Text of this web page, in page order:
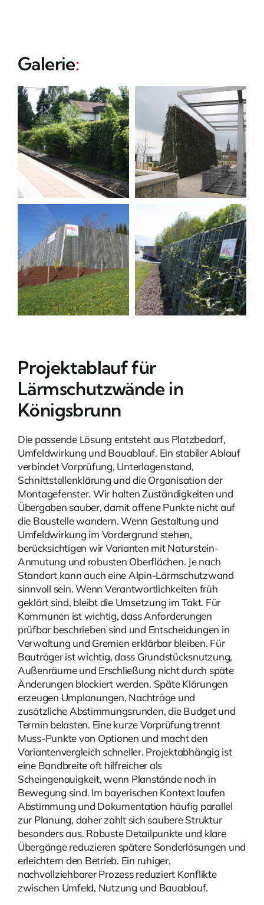
Galerie:
Projektablauf für
Lärmschutzwände in
Königsbrunn
Die passende Lösung entsteht aus Platzbedarf,
Umfeldwirkung und Bauablauf. Ein stabiler Ablauf
verbindet Vorprüfung, Unterlagenstand,
Schnittstellenklärung und die Organisation der
Montagefenster. Wir halten Zuständigkeiten und
Übergaben sauber, damit offene Punkte nicht auf
die Baustelle wandern. Wenn Gestaltung und
Umfeldwirkung im Vordergrund stehen,
berücksichtigen wir Varianten mit Naturstein-
Anmutung und robusten Oberflächen. Je nach
Standort kann auch eine Alpin-Lärmschutzwand
sinnvoll sein. Wenn Verantwortlichkeiten früh
geklärt sind, bleibt die Umsetzung im Takt. Für
Kommunen ist wichtig, dass Anforderungen
prüfbar beschrieben sind und Entscheidungen in
Verwaltung und Gremien erklärbar bleiben. Für
Bauträger ist wichtig, dass Grundstücksnutzung,
Außenräume und Erschließung nicht durch späte
Änderungen blockiert werden. Späte Klärungen
erzeugen Umplanungen, Nachträge und
zusätzliche Abstimmungsrunden, die Budget und
Termin belasten. Eine kurze Vorprüfung trennt
Muss-Punkte von Optionen und macht den
Variantenvergleich schneller. Projektabhängig ist
eine Bandbreite oft hilfreicher als
Scheingenauigkeit, wenn Planstände noch in
Bewegung sind. Im bayerischen Kontext laufen
Abstimmung und Dokumentation häufig parallel
zur Planung, daher zahlt sich saubere Struktur
besonders aus. Robuste Detailpunkte und klare
Übergänge reduzieren spätere Sonderlösungen und
erleichtern den Betrieb. Ein ruhiger,
nachvollziehbarer Prozess reduziert Konflikte
zwischen Umfeld, Nutzung und Bauablauf.